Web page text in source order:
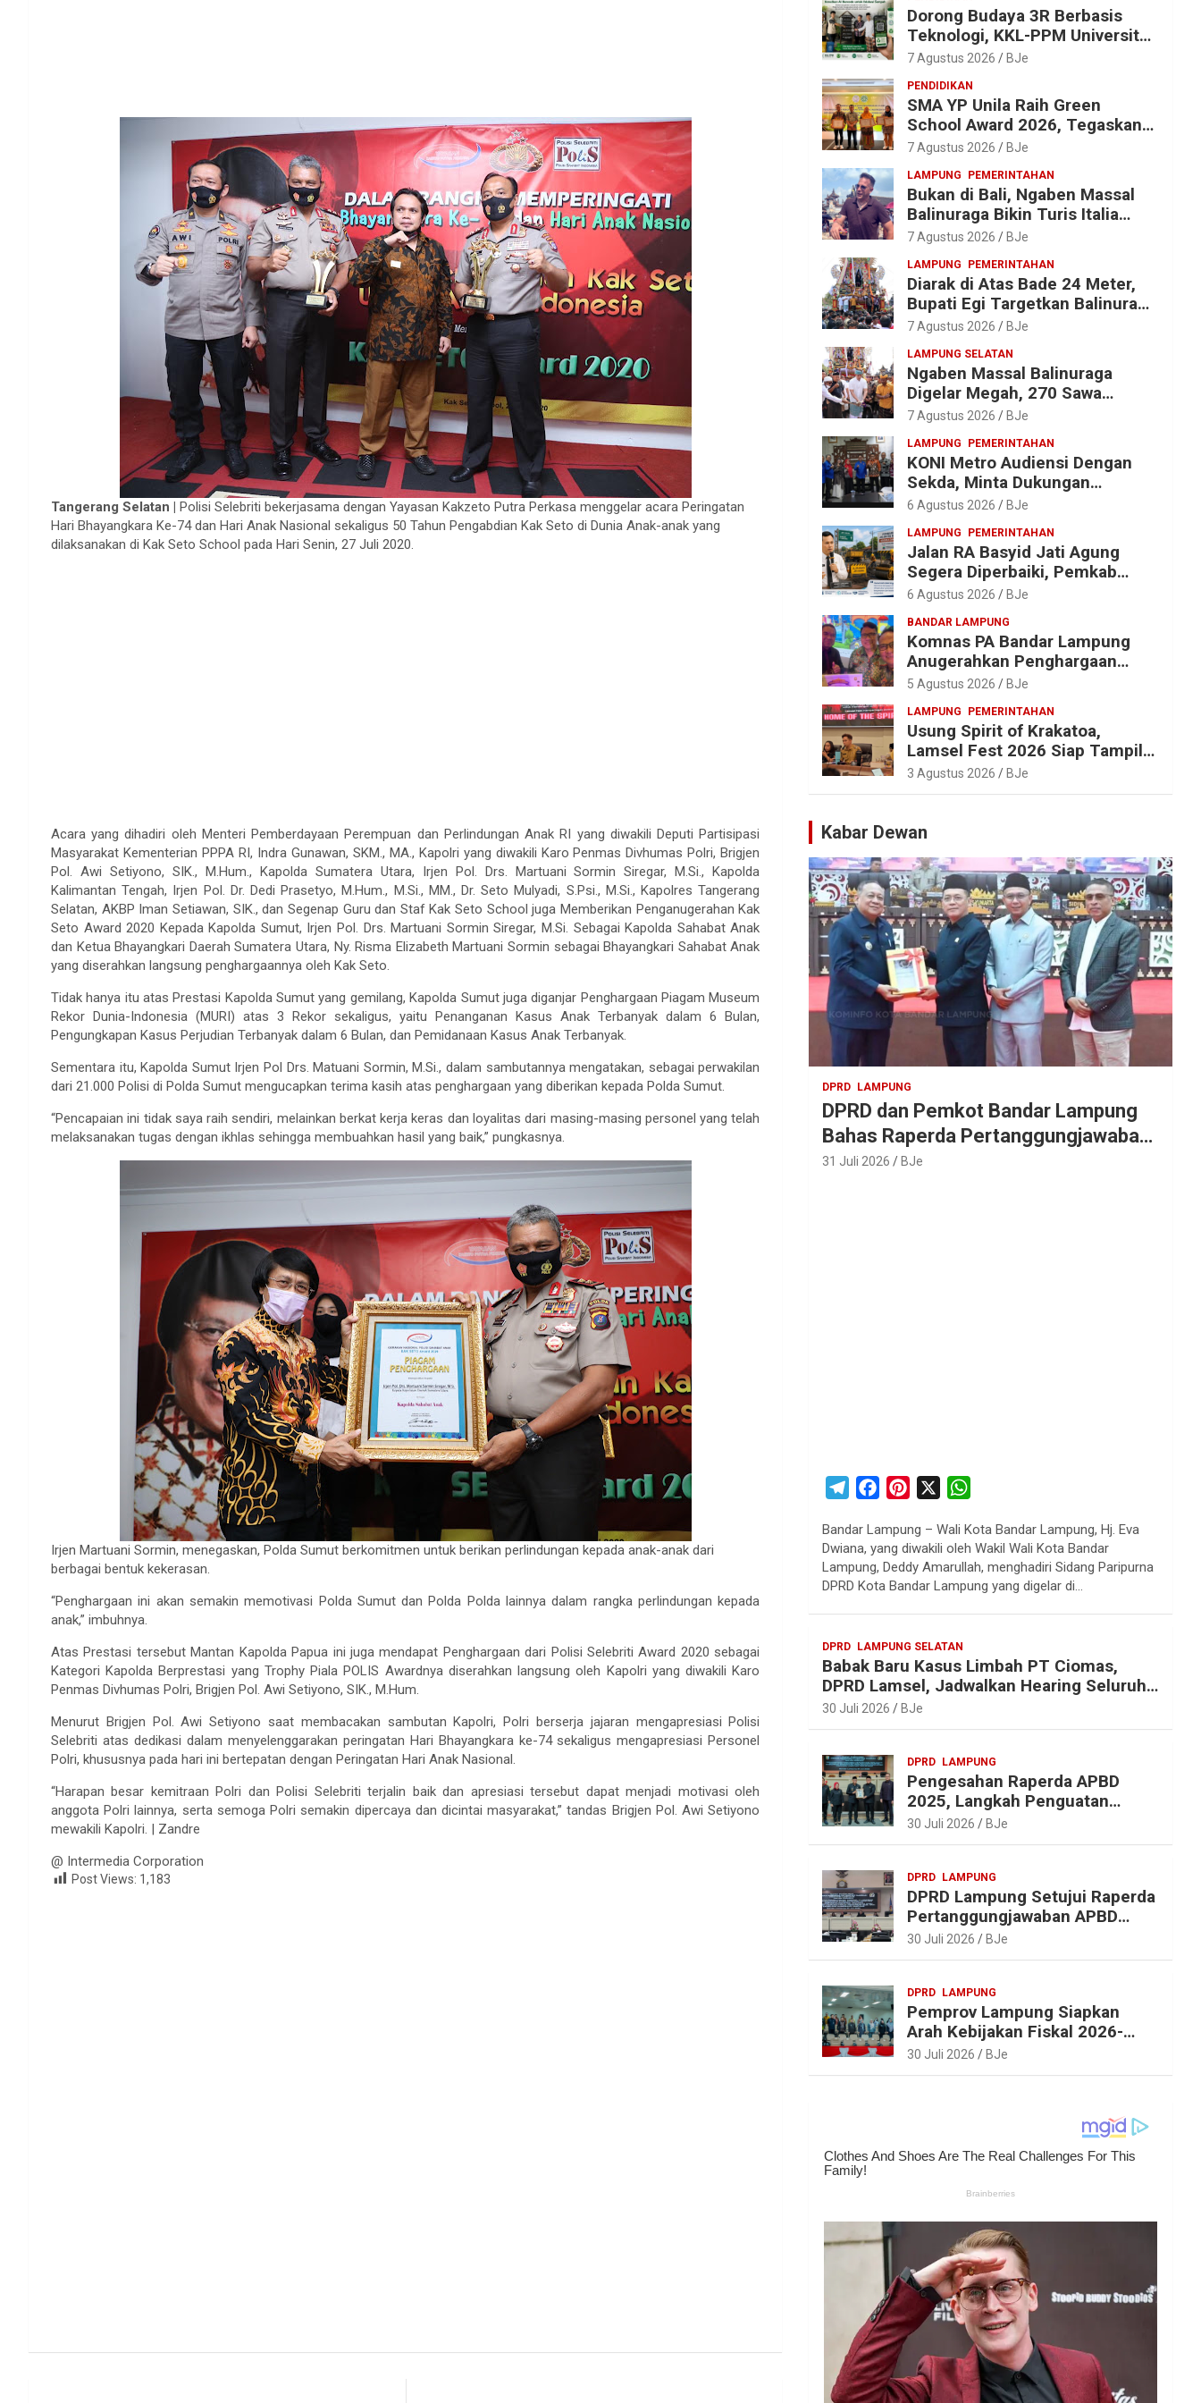
Tangerang Selatan | Polisi Selebriti bekerjasama dengan Yayasan Kakzeto Putra Perkasa menggelar acara Peringatan
Hari Bhayangkara Ke-74 dan Hari Anak Nasional sekaligus 50 Tahun Pengabdian Kak Seto di Dunia Anak-anak yang
dilaksanakan di Kak Seto School pada Hari Senin, 27 Juli 2020.
Acara yang dihadiri oleh Menteri Pemberdayaan Perempuan dan Perlindungan Anak RI yang diwakili Deputi Partisipasi
Masyarakat Kementerian PPPA RI, Indra Gunawan, SKM., MA., Kapolri yang diwakili Karo Penmas Divhumas Polri, Brigjen
Pol. Awi Setiyono, SIK., M.Hum., Kapolda Sumatera Utara, Irjen Pol. Drs. Martuani Sormin Siregar, M.Si., Kapolda
Kalimantan Tengah, Irjen Pol. Dr. Dedi Prasetyo, M.Hum., M.Si., MM., Dr. Seto Mulyadi, S.Psi., M.Si., Kapolres Tangerang
Selatan, AKBP Iman Setiawan, SIK., dan Segenap Guru dan Staf Kak Seto School juga Memberikan Penganugerahan Kak
Seto Award 2020 Kepada Kapolda Sumut, Irjen Pol. Drs. Martuani Sormin Siregar, M.Si. Sebagai Kapolda Sahabat Anak
dan Ketua Bhayangkari Daerah Sumatera Utara, Ny. Risma Elizabeth Martuani Sormin sebagai Bhayangkari Sahabat Anak
yang diserahkan langsung penghargaannya oleh Kak Seto.
Tidak hanya itu atas Prestasi Kapolda Sumut yang gemilang, Kapolda Sumut juga diganjar Penghargaan Piagam Museum
Rekor Dunia-Indonesia (MURI) atas 3 Rekor sekaligus, yaitu Penanganan Kasus Anak Terbanyak dalam 6 Bulan,
Pengungkapan Kasus Perjudian Terbanyak dalam 6 Bulan, dan Pemidanaan Kasus Anak Terbanyak.
Sementara itu, Kapolda Sumut Irjen Pol Drs. Matuani Sormin, M.Si., dalam sambutannya mengatakan, sebagai perwakilan
dari 21.000 Polisi di Polda Sumut mengucapkan terima kasih atas penghargaan yang diberikan kepada Polda Sumut.
“Pencapaian ini tidak saya raih sendiri, melainkan berkat kerja keras dan loyalitas dari masing-masing personel yang telah
melaksanakan tugas dengan ikhlas sehingga membuahkan hasil yang baik,” pungkasnya.
Irjen Martuani Sormin, menegaskan, Polda Sumut berkomitmen untuk berikan perlindungan kepada anak-anak dari
berbagai bentuk kekerasan.
“Penghargaan ini akan semakin memotivasi Polda Sumut dan Polda Polda lainnya dalam rangka perlindungan kepada
anak,” imbuhnya.
Atas Prestasi tersebut Mantan Kapolda Papua ini juga mendapat Penghargaan dari Polisi Selebriti Award 2020 sebagai
Kategori Kapolda Berprestasi yang Trophy Piala POLIS Awardnya diserahkan langsung oleh Kapolri yang diwakili Karo
Penmas Divhumas Polri, Brigjen Pol. Awi Setiyono, SIK., M.Hum.
Menurut Brigjen Pol. Awi Setiyono saat membacakan sambutan Kapolri, Polri berserja jajaran mengapresiasi Polisi
Selebriti atas dedikasi dalam menyelenggarakan peringatan Hari Bhayangkara ke-74 sekaligus mengapresiasi Personel
Polri, khususnya pada hari ini bertepatan dengan Peringatan Hari Anak Nasional.
“Harapan besar kemitraan Polri dan Polisi Selebriti terjalin baik dan apresiasi tersebut dapat menjadi motivasi oleh
anggota Polri lainnya, serta semoga Polri semakin dipercaya dan dicintai masyarakat,” tandas Brigjen Pol. Awi Setiyono
mewakili Kapolri. | Zandre
@ Intermedia Corporation
Post Views: 1,183
Dorong Budaya 3R Berbasis
Teknologi, KKL-PPM Universitas
Malahayati Kenalkan AI Barcode
7 Agustus 2026 BJe
PENDIDIKAN
SMA YP Unila Raih Green
School Award 2026, Tegaskan
Komitmen Wujudkan Sekolah
7 Agustus 2026 BJe
LAMPUNG PEMERINTAHAN
Bukan di Bali, Ngaben Massal
Balinuraga Bikin Turis Italia
Terpukau, Puluhan Ribu Orang
7 Agustus 2026 BJe
LAMPUNG PEMERINTAHAN
Diarak di Atas Bade 24 Meter,
Bupati Egi Targetkan Balinuraga
Jadi Desa Wisata Budaya 2027
7 Agustus 2026 BJe
LAMPUNG SELATAN
Ngaben Massal Balinuraga
Digelar Megah, 270 Sawa
Diantar dalam Tradisi Suci yang
7 Agustus 2026 BJe
LAMPUNG PEMERINTAHAN
KONI Metro Audiensi Dengan
Sekda, Minta Dukungan
Anggaran Jelang Porprov X
6 Agustus 2026 BJe
LAMPUNG PEMERINTAHAN
Jalan RA Basyid Jati Agung
Segera Diperbaiki, Pemkab
Lampung Selatan Alokasikan
6 Agustus 2026 BJe
BANDAR LAMPUNG
Komnas PA Bandar Lampung
Anugerahkan Penghargaan
kepada Kombes Pol. Alfret
5 Agustus 2026 BJe
LAMPUNG PEMERINTAHAN
Usung Spirit of Krakatoa,
Lamsel Fest 2026 Siap Tampil
Lebih Spektakuler dengan
Empat Event Ikonik dan Deretan
3 Agustus 2026 BJe
Kabar Dewan
DPRD LAMPUNG
DPRD dan Pemkot Bandar Lampung
Bahas Raperda Pertanggungjawaban
APBD 2025
31 Juli 2026 BJe
l
e
g
m
c
e
b
k
n
t
e
s
a
s
Bandar Lampung – Wali Kota Bandar Lampung, Hj. Eva
Dwiana, yang diwakili oleh Wakil Wali Kota Bandar
Lampung, Deddy Amarullah, menghadiri Sidang Paripurna
DPRD Kota Bandar Lampung yang digelar di…
DPRD LAMPUNG SELATAN
Babak Baru Kasus Limbah PT Ciomas,
DPRD Lamsel, Jadwalkan Hearing Seluruh
Vendor
30 Juli 2026 BJe
DPRD LAMPUNG
Pengesahan Raperda APBD
2025, Langkah Penguatan
Akuntabilitas dan
Pembangunan Lampung
30 Juli 2026 BJe
DPRD LAMPUNG
DPRD Lampung Setujui Raperda
Pertanggungjawaban APBD
2025, Beri Sejumlah
Rekomendasi Perbaikan
30 Juli 2026 BJe
DPRD LAMPUNG
Pemprov Lampung Siapkan
Arah Kebijakan Fiskal 2026-
2027 yang Realistis dan
Berkelanjutan
30 Juli 2026 BJe